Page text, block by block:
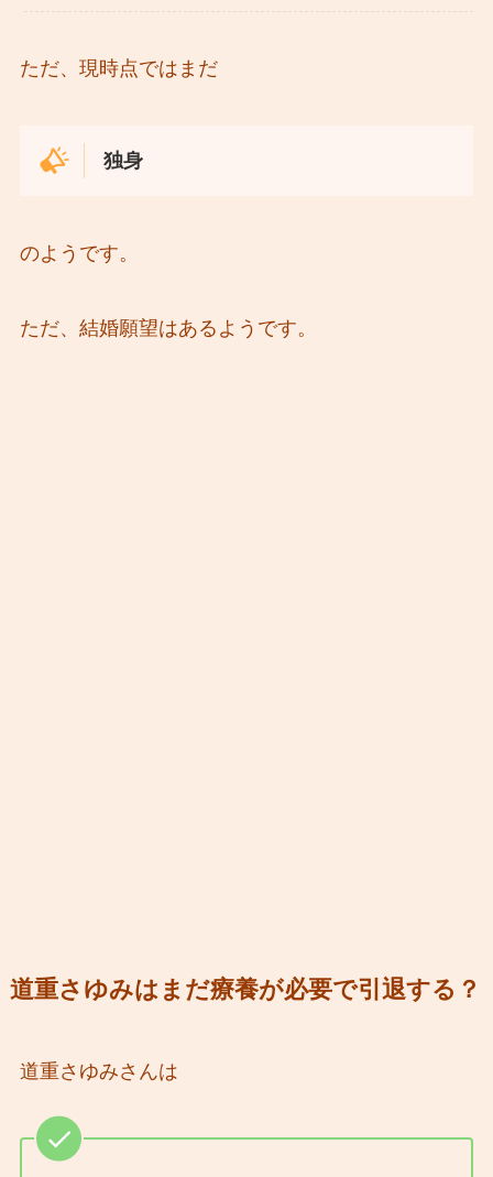
ただ、現時点ではまだ
独身
のようです。
ただ、結婚願望はあるようです。
道重さゆみはまだ療養が必要で引退する？
道重さゆみさんは